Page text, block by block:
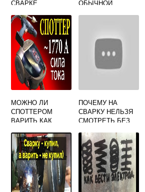
СВАРКЕ
ОБЫЧНОЙ
МОЖНО ЛИ
СПОТТЕРОМ
ВАРИТЬ КАК
СВАРКОЙ
ПОЧЕМУ НА
СВАРКУ НЕЛЬЗЯ
СМОТРЕТЬ БЕЗ